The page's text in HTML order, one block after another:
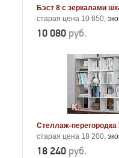
Бэст 8 с зеркалами
старая цена 10 650,
10 080 руб.
Стеллаж-перегородка
старая цена 18 200,
18 240 руб.